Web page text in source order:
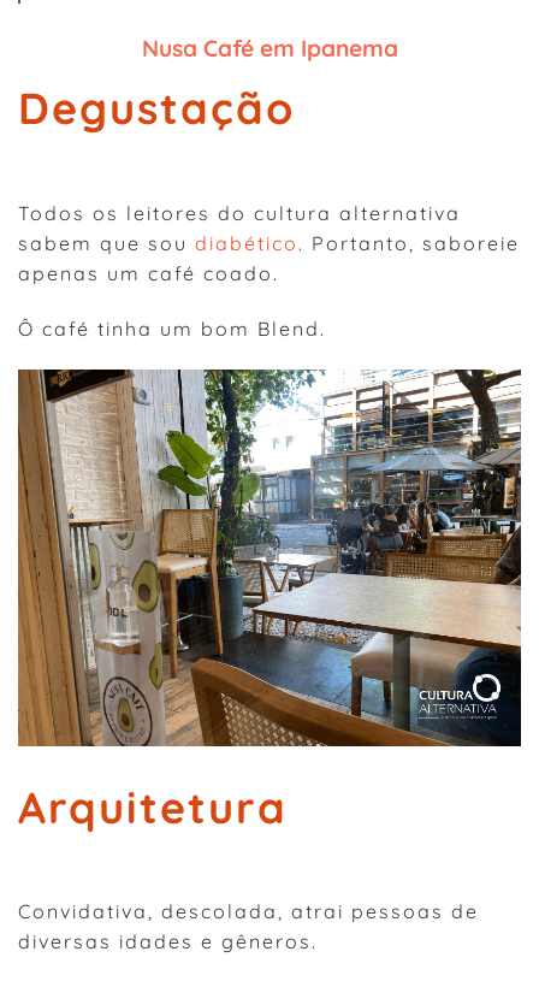
Nusa Café em Ipanema
Degustação
Todos os leitores do cultura alternativa
sabem que sou diabético . Portanto, saboreie
apenas um café coado.
Ô café tinha um bom Blend.
Arquitetura
Convidativa, descolada, atrai pessoas de
diversas idades e gêneros.